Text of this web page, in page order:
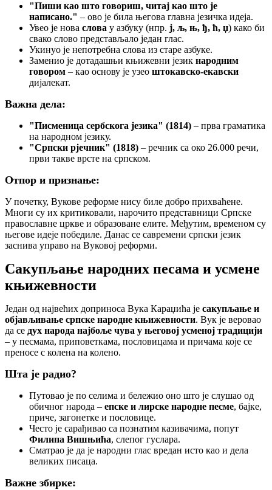
"Пиши као што говориш, читај као што је
написано." – ово је била његова главна језичка идеја.
Увео је нова слова у азбуку (нпр. ј, љ, њ, ђ, ћ, џ) како би
свако слово представљало један глас.
Укинуо је непотребна слова из старе азбуке.
Заменио је дотадашњи књижевни језик народним
говором – као основу је узео штокавско-екавски
дијалекат.
Важна дела:
"Писменица сербскога језика" (1814) – прва граматика
на народном језику.
"Српски рјечник" (1818) – речник са око 26.000 речи,
први такве врсте на српском.
Отпор и признање:
У почетку, Вукове реформе нису биле добро прихваћене.
Многи су их критиковали, нарочито представници Српске
православне цркве и образоване елите. Међутим, временом су
његове идеје победиле. Данас се савремени српски језик
заснива управо на Вуковој реформи.
Сакупљање народних песама и усмене
књижевности
Један од највећих доприноса Вука Караџића је сакупљање и
објављивање српске народне књижевности. Вук је веровао
да се дух народа најбоље чува у његовој усменој традицији
– у песмама, приповеткама, пословицама и причама које се
преносе с колена на колено.
Шта је радио?
Путовао је по селима и бележио оно што је слушао од
обичног народа – епске и лирске народне песме, бајке,
приче, загонетке и пословице.
Често је сарађивао са познатим казивачима, попут
Филипа Вишњића, слепог гуслара.
Сматрао је да је народни глас вредан исто као и дела
великих писаца.
Важне збирке: